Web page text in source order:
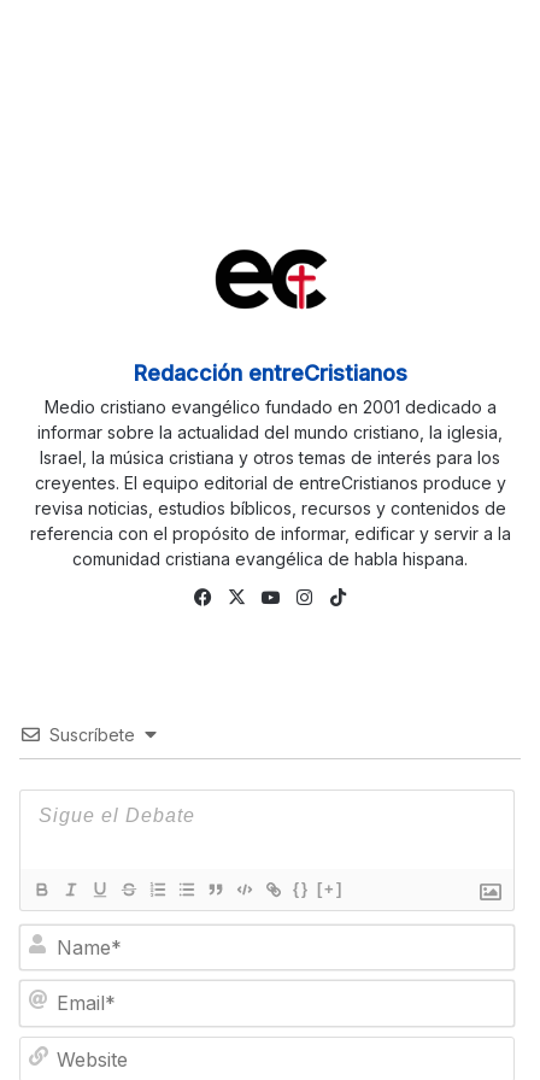
Redacción entreCristianos
Medio cristiano evangélico fundado en 2001 dedicado a
informar sobre la actualidad del mundo cristiano, la iglesia,
Israel, la música cristiana y otros temas de interés para los
creyentes. El equipo editorial de entreCristianos produce y
revisa noticias, estudios bíblicos, recursos y contenidos de
referencia con el propósito de informar, edificar y servir a la
comunidad cristiana evangélica de habla hispana.
Facebook
X YouTubeInstagram
Suscríbete
{} [+]
m
a